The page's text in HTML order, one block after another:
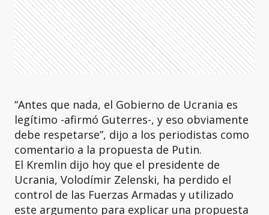
“Antes que nada, el Gobierno de Ucrania es
legítimo -afirmó Guterres-, y eso obviamente
debe respetarse”, dijo a los periodistas como
comentario a la propuesta de Putin.
El Kremlin dijo hoy que el presidente de
Ucrania, Volodímir Zelenski, ha perdido el
control de las Fuerzas Armadas y utilizado
este argumento para explicar una propuesta